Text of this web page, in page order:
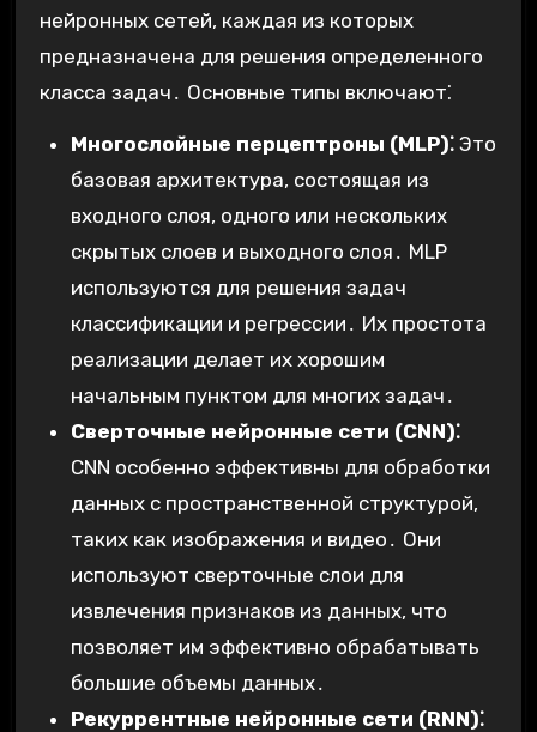
нейронных сетей, каждая из которых
предназначена для решения определенного
класса задач․ Основные типы включают⁚
Многослойные перцептроны (MLP)⁚Это
базовая архитектура, состоящая из
входного слоя, одного или нескольких
скрытых слоев и выходного слоя․ MLP
используются для решения задач
классификации и регрессии․ Их простота
реализации делает их хорошим
начальным пунктом для многих задач․
Сверточные нейронные сети (CNN)⁚
CNN особенно эффективны для обработки
данных с пространственной структурой,
таких как изображения и видео․ Они
используют сверточные слои для
извлечения признаков из данных, что
позволяет им эффективно обрабатывать
большие объемы данных․
Рекуррентные нейронные сети (RNN)⁚